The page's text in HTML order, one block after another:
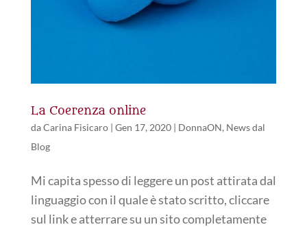
La Coerenza online
daCarina Fisicaro| Gen 17, 2020| DonnaON, News dal
Blog
Mi capita spesso di leggere un post attirata dal
linguaggio con il quale è stato scritto, cliccare
sul link e atterrare su un sito completamente